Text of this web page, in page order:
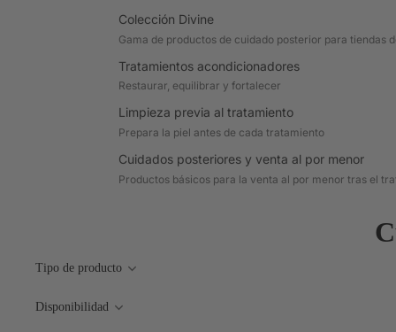
Colección Divine
Gama de productos de cuidado posterior para tiendas
Tratamientos acondicionadores
Restaurar, equilibrar y fortalecer
Limpieza previa al tratamiento
Prepara la piel antes de cada tratamiento
Cuidados posteriores y venta al por menor
Productos básicos para la venta al por menor tras el
Tipo de producto
Disponibilidad